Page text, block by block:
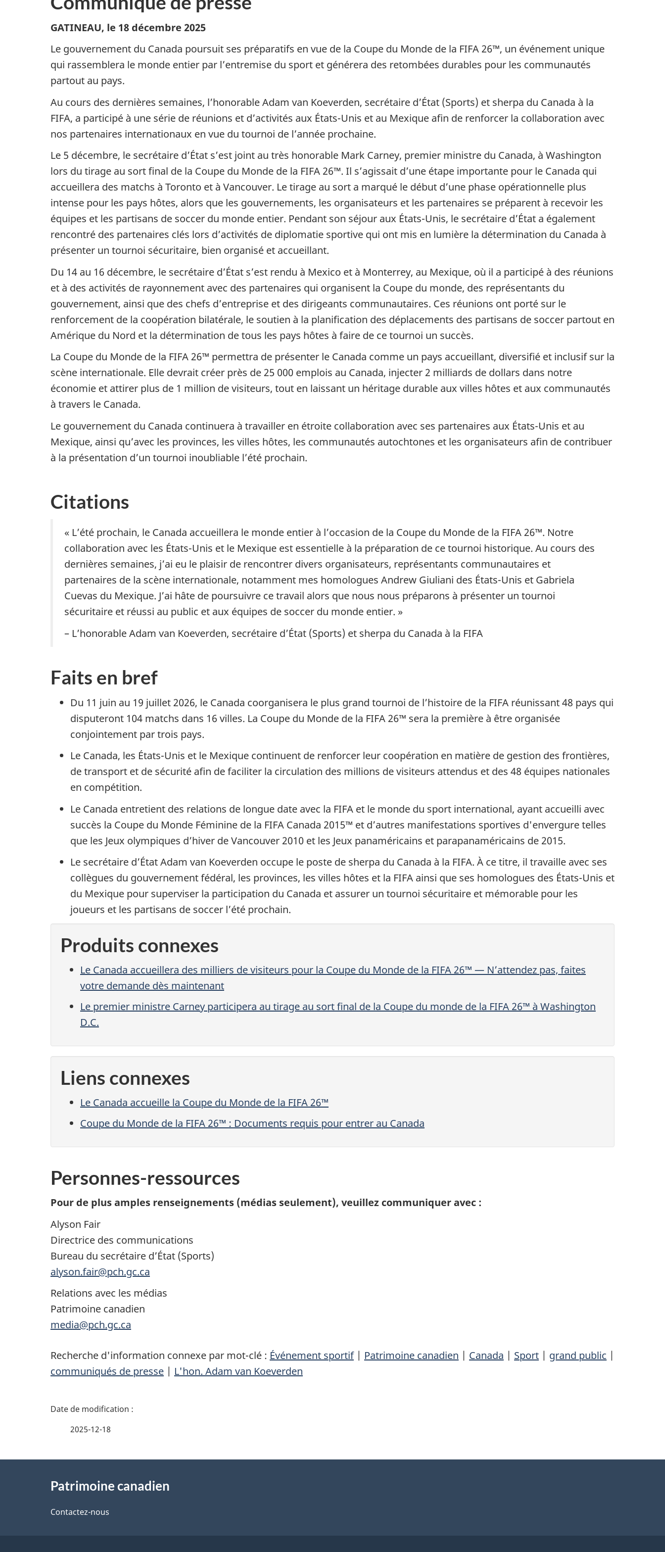
GATINEAU, le 18 décembre 2025
Le gouvernement du Canada poursuit ses préparatifs en vue de la Coupe du Monde de la FIFA 26™, un événement unique
qui rassemblera le monde entier par l’entremise du sport et générera des retombées durables pour les communautés
partout au pays.
Au cours des dernières semaines, l’honorable Adam van Koeverden, secrétaire d’État (Sports) et sherpa du Canada à la
FIFA, a participé à une série de réunions et d’activités aux États-Unis et au Mexique afin de renforcer la collaboration avec
nos partenaires internationaux en vue du tournoi de l’année prochaine.
Le 5 décembre, le secrétaire d’État s’est joint au très honorable Mark Carney, premier ministre du Canada, à Washington
lors du tirage au sort final de la Coupe du Monde de la FIFA 26™. Il s’agissait d’une étape importante pour le Canada qui
accueillera des matchs à Toronto et à Vancouver. Le tirage au sort a marqué le début d’une phase opérationnelle plus
intense pour les pays hôtes, alors que les gouvernements, les organisateurs et les partenaires se préparent à recevoir les
équipes et les partisans de soccer du monde entier. Pendant son séjour aux États-Unis, le secrétaire d’État a également
rencontré des partenaires clés lors d’activités de diplomatie sportive qui ont mis en lumière la détermination du Canada à
présenter un tournoi sécuritaire, bien organisé et accueillant.
Du 14 au 16 décembre, le secrétaire d’État s’est rendu à Mexico et à Monterrey, au Mexique, où il a participé à des réunions
et à des activités de rayonnement avec des partenaires qui organisent la Coupe du monde, des représentants du
gouvernement, ainsi que des chefs d’entreprise et des dirigeants communautaires. Ces réunions ont porté sur le
renforcement de la coopération bilatérale, le soutien à la planification des déplacements des partisans de soccer partout en
Amérique du Nord et la détermination de tous les pays hôtes à faire de ce tournoi un succès.
La Coupe du Monde de la FIFA 26™ permettra de présenter le Canada comme un pays accueillant, diversifié et inclusif sur la
scène internationale. Elle devrait créer près de 25 000 emplois au Canada, injecter 2 milliards de dollars dans notre
économie et attirer plus de 1 million de visiteurs, tout en laissant un héritage durable aux villes hôtes et aux communautés
à travers le Canada.
Le gouvernement du Canada continuera à travailler en étroite collaboration avec ses partenaires aux États-Unis et au
Mexique, ainsi qu’avec les provinces, les villes hôtes, les communautés autochtones et les organisateurs afin de contribuer
à la présentation d’un tournoi inoubliable l’été prochain.
Citations
« L’été prochain, le Canada accueillera le monde entier à l’occasion de la Coupe du Monde de la FIFA 26™. Notre
collaboration avec les États-Unis et le Mexique est essentielle à la préparation de ce tournoi historique. Au cours des
dernières semaines, j’ai eu le plaisir de rencontrer divers organisateurs, représentants communautaires et
partenaires de la scène internationale, notamment mes homologues Andrew Giuliani des États-Unis et Gabriela
Cuevas du Mexique. J’ai hâte de poursuivre ce travail alors que nous nous préparons à présenter un tournoi
sécuritaire et réussi au public et aux équipes de soccer du monde entier. »
– L’honorable Adam van Koeverden, secrétaire d’État (Sports) et sherpa du Canada à la FIFA
Faits en bref
Du 11 juin au 19 juillet 2026, le Canada coorganisera le plus grand tournoi de l’histoire de la FIFA réunissant 48 pays qui
disputeront 104 matchs dans 16 villes. La Coupe du Monde de la FIFA 26™ sera la première à être organisée
conjointement par trois pays.
Le Canada, les États-Unis et le Mexique continuent de renforcer leur coopération en matière de gestion des frontières,
de transport et de sécurité afin de faciliter la circulation des millions de visiteurs attendus et des 48 équipes nationales
en compétition.
Le Canada entretient des relations de longue date avec la FIFA et le monde du sport international, ayant accueilli avec
succès la Coupe du Monde Féminine de la FIFA Canada 2015™ et d’autres manifestations sportives d'envergure telles
que les Jeux olympiques d’hiver de Vancouver 2010 et les Jeux panaméricains et parapanaméricains de 2015.
Le secrétaire d’État Adam van Koeverden occupe le poste de sherpa du Canada à la FIFA. À ce titre, il travaille avec ses
collègues du gouvernement fédéral, les provinces, les villes hôtes et la FIFA ainsi que ses homologues des États-Unis et
du Mexique pour superviser la participation du Canada et assurer un tournoi sécuritaire et mémorable pour les
joueurs et les partisans de soccer l’été prochain.
Produits connexes
Le Canada accueillera des milliers de visiteurs pour la Coupe du Monde de la FIFA 26™ — N’attendez pas, faites
votre demande dès maintenant
Le premier ministre Carney participera au tirage au sort final de la Coupe du monde de la FIFA 26™ à Washington
D.C.
Liens connexes
Le Canada accueille la Coupe du Monde de la FIFA 26™
Coupe du Monde de la FIFA 26™ : Documents requis pour entrer au Canada
Personnes-ressources
Pour de plus amples renseignements (médias seulement), veuillez communiquer avec :
Alyson Fair
Directrice des communications
Bureau du secrétaire d’État (Sports)
alyson.fair@pch.gc.ca
Relations avec les médias
Patrimoine canadien
media@pch.gc.ca
Recherche d'information connexe par mot-clé : Événement sportif | Patrimoine canadien | Canada | Sport | grand public |
communiqués de presse | L'hon. Adam van Koeverden
D
a
2025-12-18
proposPatrimoine canadien
Contactez-nous